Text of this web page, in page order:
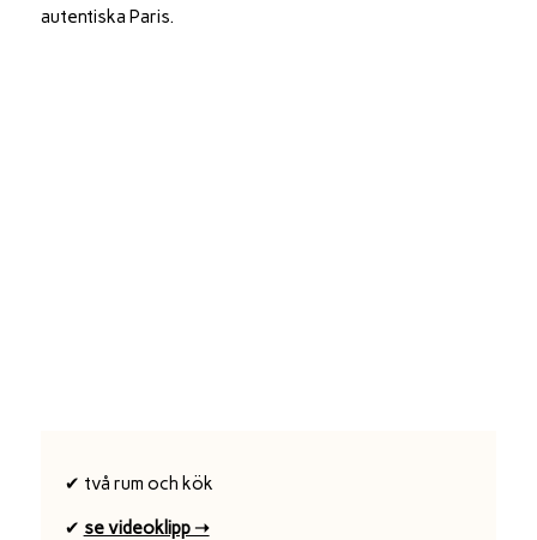
autentiska Paris.
✔ två rum och kök
✔ se videoklipp ➝